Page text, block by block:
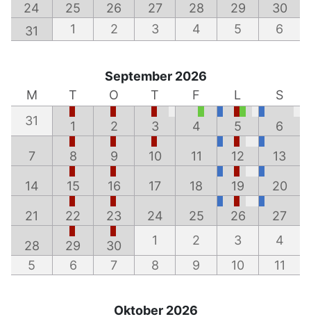
24 25 26 27 28 29
30
31
1 2 3 4 5 6
September 2026
M
T O T F L
S
31
1 2 3 4 5 6
7 8 9 10 11 12 13
14 15 16 17 18 19 20
21 22 23 24 25 26 27
28 29 30 1 2 3
4
5
6 7 8 9 10 11
Oktober 2026